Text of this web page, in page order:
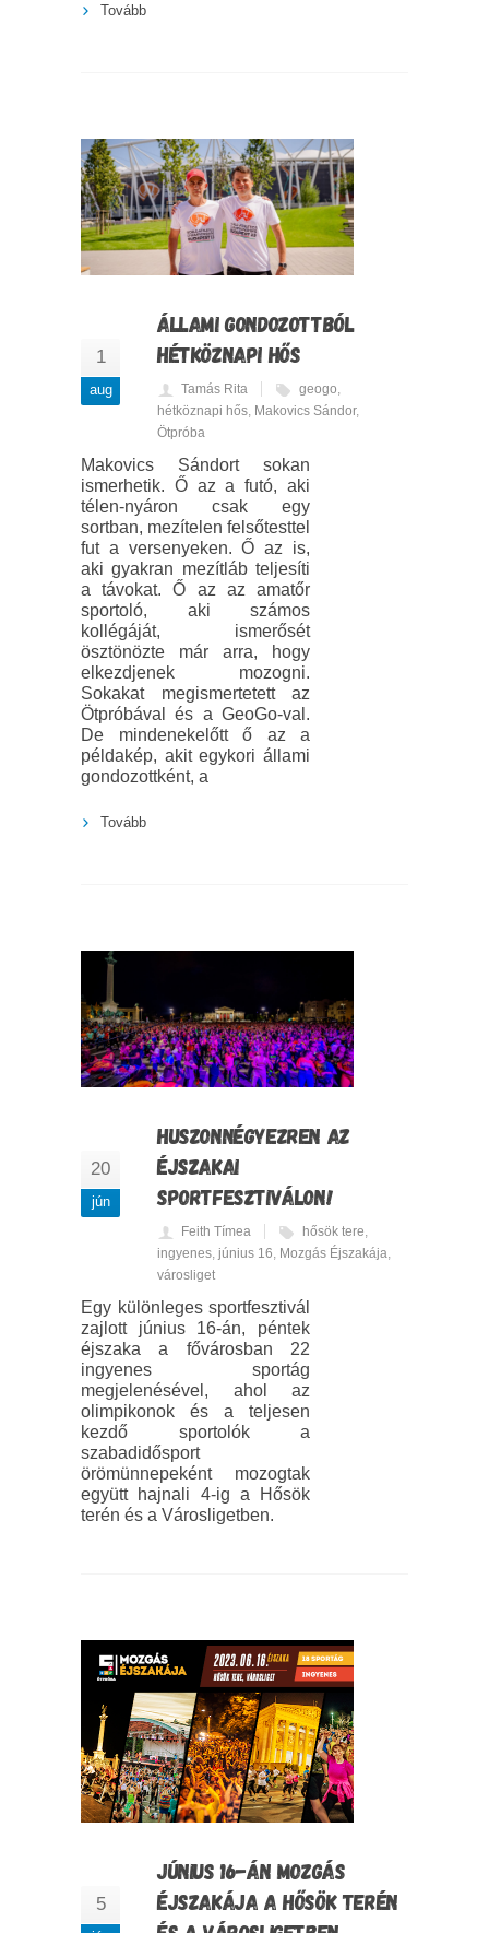
Tovább
1
aug
ÁLLAMI GONDOZOTTBÓL
HÉTKÖZNAPI HŐS
Tamás Rita geogo,
hétköznapi hős, Makovics Sándor,
Ötpróba
Makovics Sándort sokan
ismerhetik. Ő az a futó, aki
télen-nyáron csak egy
sortban, mezítelen felsőtesttel
fut a versenyeken. Ő az is,
aki gyakran mezítláb teljesíti
a távokat. Ő az az amatőr
sportoló, aki számos
kollégáját, ismerősét
ösztönözte már arra, hogy
elkezdjenek mozogni.
Sokakat megismertetett az
Ötpróbával és a GeoGo-val.
De mindenekelőtt ő az a
példakép, akit egykori állami
gondozottként, a
Tovább
20
jún
HUSZONNÉGYEZREN AZ
ÉJSZAKAI
SPORTFESZTIVÁLON!
Feith Tímea hősök tere,
ingyenes, június 16, Mozgás Éjszakája,
városliget
Egy különleges sportfesztivál
zajlott június 16-án, péntek
éjszaka a fővárosban 22
ingyenes sportág
megjelenésével, ahol az
olimpikonok és a teljesen
kezdő sportolók a
szabadidősport
örömünnepeként mozogtak
együtt hajnali 4-ig a Hősök
terén és a Városligetben.
5
JÚNIUS 16-ÁN MOZGÁS
ÉJSZAKÁJA A HŐSÖK TERÉN